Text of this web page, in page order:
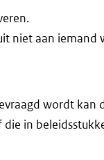
niet aan iemand
wordt kan
in